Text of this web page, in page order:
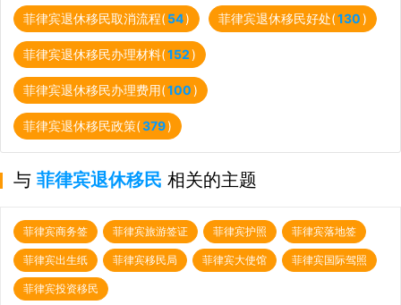
菲律宾退休移民取消流程(54) 菲律宾退休移民好处(130)
菲律宾退休移民办理材料(152)
菲律宾退休移民办理费用(100)
菲律宾退休移民政策(379)
与 菲律宾退休移民 相关的主题
菲律宾商务签 菲律宾旅游签证 菲律宾护照 菲律宾落地签
菲律宾出生纸 菲律宾移民局 菲律宾大使馆 菲律宾国际驾照
菲律宾投资移民